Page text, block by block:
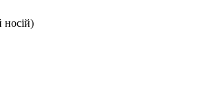
носій)